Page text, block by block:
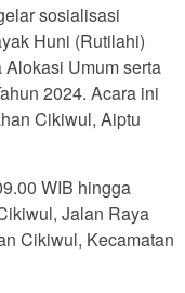
sosialisasi
Huni (Rutilahi)
Umum serta
2024. Acara ini
Cikiwul, Aiptu
WIB hingga
Jalan Raya
Cikiwul, Kecamatan